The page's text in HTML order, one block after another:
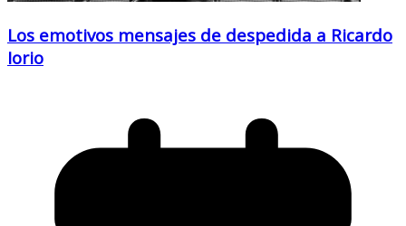
Los emotivos mensajes de despedida a Ricardo
Iorio